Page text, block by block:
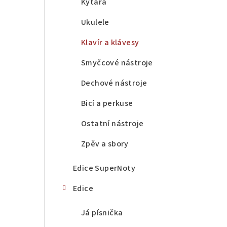
Ukulele
Klavír a klávesy
Smyčcové nástroje
Dechové nástroje
Bicí a perkuse
Ostatní nástroje
Zpěv a sbory
Edice SuperNoty
Edice
Já písnička